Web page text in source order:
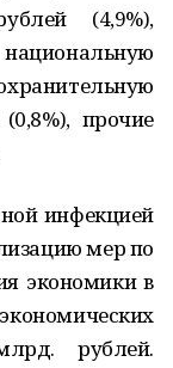
(4,9%),
прочие
инфекцией
мер по
экономики в
рублей.